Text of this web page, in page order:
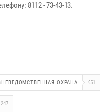
8112 - 73-43-13.
ОХРАНА 951
247